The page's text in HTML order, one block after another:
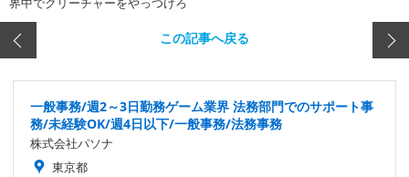
この記事へ戻る
一般事務/週2～3日勤務ゲーム業界 法務部門でのサポート事
務/未経験OK/週4日以下/一般事務/法務事務
株式会社パソナ
東京都